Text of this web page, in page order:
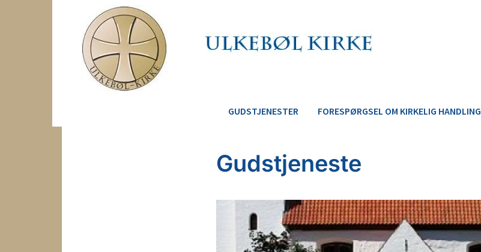
GUDSTJENESTER FORESPØRGSEL OM KIRKELIG HANDLING
Gudstjeneste